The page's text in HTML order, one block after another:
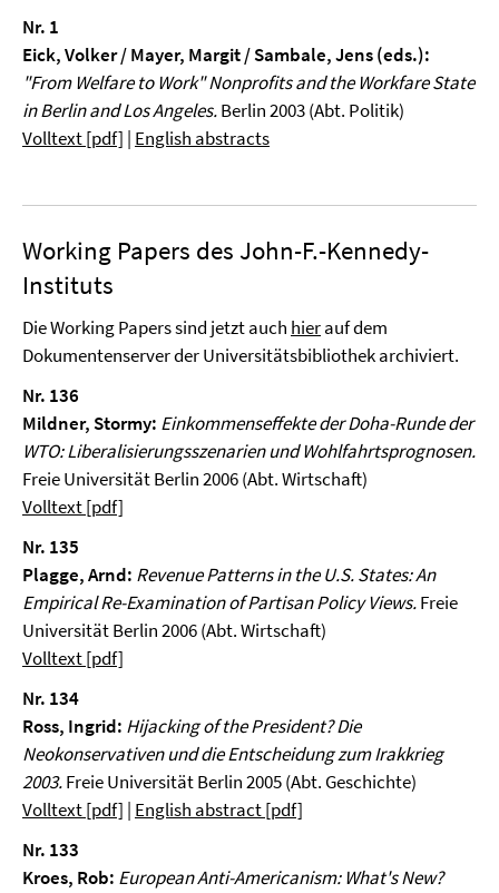
Nr. 1
Eick, Volker / Mayer, Margit / Sambale, Jens (eds.):
"From Welfare to Work" Nonprofits and the Workfare State
in Berlin and Los Angeles.Berlin 2003 (Abt. Politik)
Volltext [pdf] | English abstracts
Working Papers des John-F.-Kennedy-
Instituts
Die Working Papers sind jetzt auch hierauf dem
Dokumentenserver der Universitätsbibliothek archiviert.
Nr. 136
Mildner, Stormy: Einkommenseffekte der Doha-Runde der
WTO: Liberalisierungsszenarien und Wohlfahrtsprognosen.
Freie Universität Berlin 2006 (Abt. Wirtschaft)
Volltext [pdf]
Nr. 135
Plagge, Arnd: Revenue Patterns in the U.S. States: An
Empirical Re-Examination of Partisan Policy Views.Freie
Universität Berlin 2006 (Abt. Wirtschaft)
Volltext [pdf]
Nr. 134
Ross, Ingrid: Hijacking of the President? Die
Neokonservativen und die Entscheidung zum Irakkrieg
2003.Freie Universität Berlin 2005 (Abt. Geschichte)
Volltext [pdf] | English abstract [pdf]
Nr. 133
Kroes, Rob: European Anti-Americanism: What's New?